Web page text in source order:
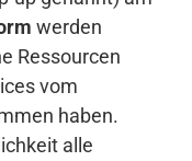
werden
Ressourcen
vom
haben.
alle